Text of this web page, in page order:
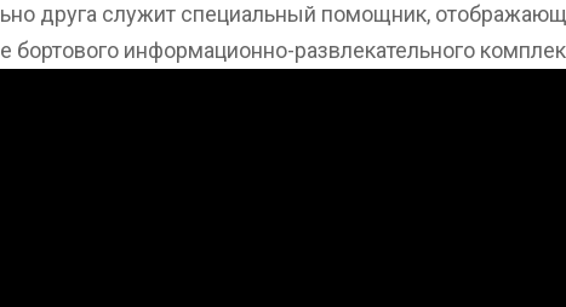
друга служит специальный помощник,
бортового информационно-развлекательного